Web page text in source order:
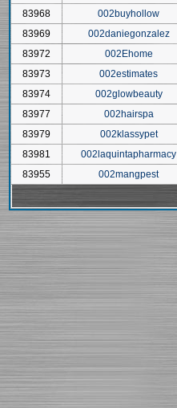
83968
002buyhollow
83969
002daniegonzalez
83972
002Ehome
83973
002estimates
83974
002glowbeauty
83977
002hairspa
83979
002klassypet
83981
002laquintapharmacy
83955
002mangpest